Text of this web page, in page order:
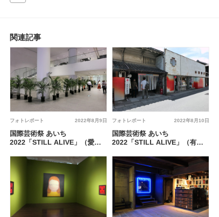
関連記事
2022年8月9日
フォトレポート
国際芸術祭 あいち
2022「STILL ALIVE」（愛知
2022年8月10日
フォトレポート
国際芸術祭 あいち
2022「STILL ALIVE」（有松